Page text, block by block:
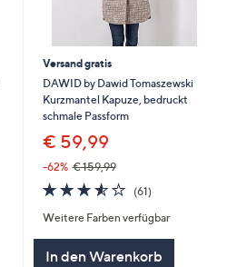
Versand gratis
DAWID by Dawid Tomaszewski
Kurzmantel Kapuze, bedruckt
schmale Passform
€ 59,99
-62% € 159,99
3.5
von
5
(61)61
Weitere Farben verfügbar
In den Warenkorb